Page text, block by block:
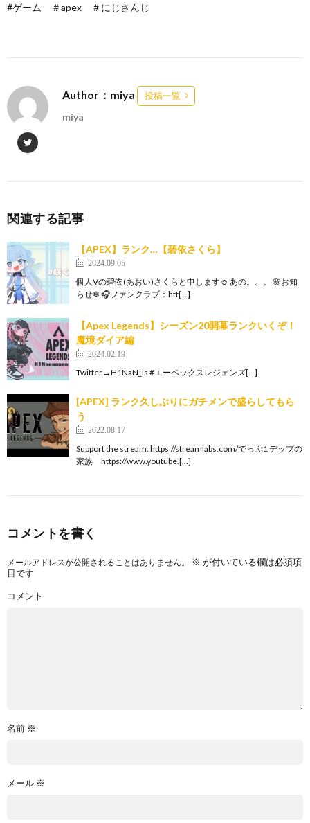
#ゲーム ＃apex ＃にじさんじ
Author：miya 投稿一覧
miya
関連する記事
【APEX】ランク…【碧依さくら】
2024.09.05
個人Vの碧依(あおい)さくらと申します☺ あの。。。 🌸お知
らせ❄ 🎧ファンクラブ：htt[…]
【Apex Legends】シーズン20開幕ランクいくぞ！
魔境ダイア編
2024.02.19
Twitter→H1NaN_is #エーペックスレジェンズ[…]
[APEX] ランク久しぶりにガチメンで盛らしてもら
う
2022.08.17
Support the stream: https://streamlabs.com/でっぷ1 デップの
家族 https://www.youtube.[…]
コメントを書く
メールアドレスが公開されることはありません。 ※ が付いている欄は必須項
目です
コメント
名前 ※
メール ※